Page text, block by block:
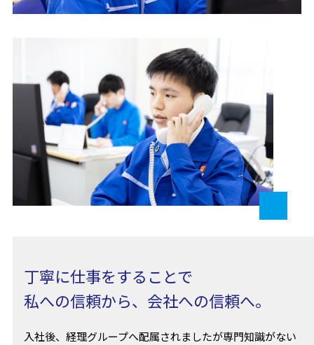
丁寧に仕事をすることで
私への信頼から、会社への信頼へ。
入社後、経理グループへ配属されましたが専門知識がない